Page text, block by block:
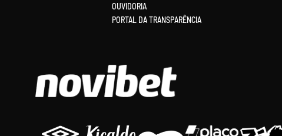
OUVIDORIA
PORTAL DA TRANSPARÊNCIA